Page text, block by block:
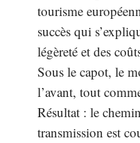
tourisme
succès qui
légèreté et des
Sous le capot, le
l’avant, tout
Résultat : le
transmission est